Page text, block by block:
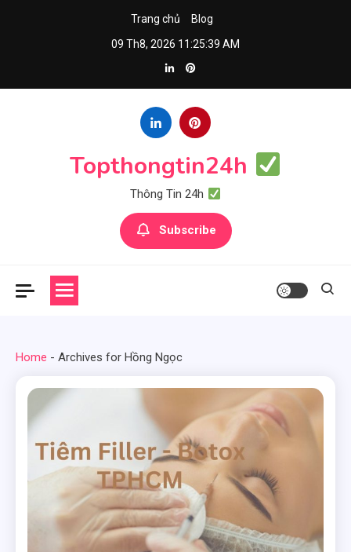
Trang chủ
Blog
09 Th8, 2026 11:25:40 AM
Topthongtin24h
Thông Tin 24h
Subscribe
Home - Archives for Hồng Ngọc